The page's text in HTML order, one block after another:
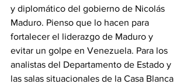
y diplomático del gobierno de Nicolás
Maduro. Pienso que lo hacen para
fortalecer el liderazgo de Maduro y
evitar un golpe en Venezuela. Para los
analistas del Departamento de Estado y
las salas situacionales de la Casa Blanca